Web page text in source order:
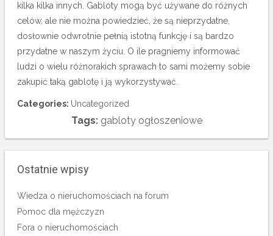
kilka kilka innych. Gabloty mogą być używane do różnych
celów, ale nie można powiedzieć, że są nieprzydatne,
dosłownie odwrotnie pełnią istotną funkcję i są bardzo
przydatne w naszym życiu. O ile pragniemy informować
ludzi o wielu różnorakich sprawach to sami możemy sobie
zakupić taką gablotę i ją wykorzystywać.
Categories: Uncategorized
Tags: gabloty ogłoszeniowe
Ostatnie wpisy
Wiedza o nieruchomościach na forum
Pomoc dla mężczyzn
Fora o nieruchomościach